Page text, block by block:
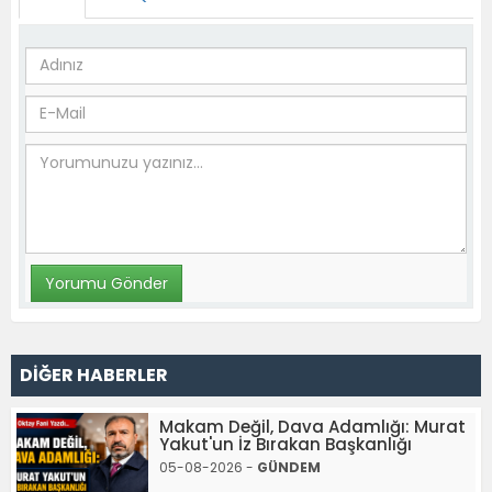
DİĞER HABERLER
Makam Değil, Dava Adamlığı: Murat
Yakut'un İz Bırakan Başkanlığı
05-08-2026 - GÜNDEM